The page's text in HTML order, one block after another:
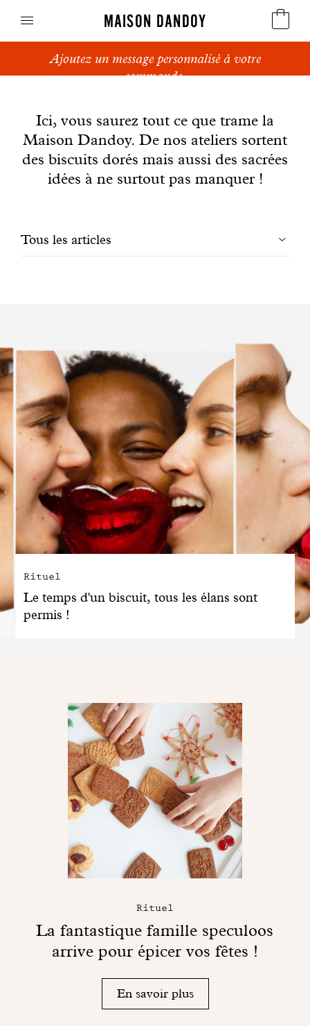
MAISON DANDOY
Speculoos
Pains sucrés
Gâteaux
Manifesto
Dandoy Family
Boutiques
Mon compte
E-Shop
Ajoutez un message personnalisé à votre
commande.
Ici, vous saurez tout ce que trame la
Maison Dandoy. De nos ateliers sortent
des biscuits dorés mais aussi des sacrées
idées à ne surtout pas manquer !
Filtrer
Tous les articles
Rituel
Le temps d'un biscuit, tous les élans sont
permis !
Rituel
La fantastique famille speculoos
arrive pour épicer vos fêtes !
En savoir plus